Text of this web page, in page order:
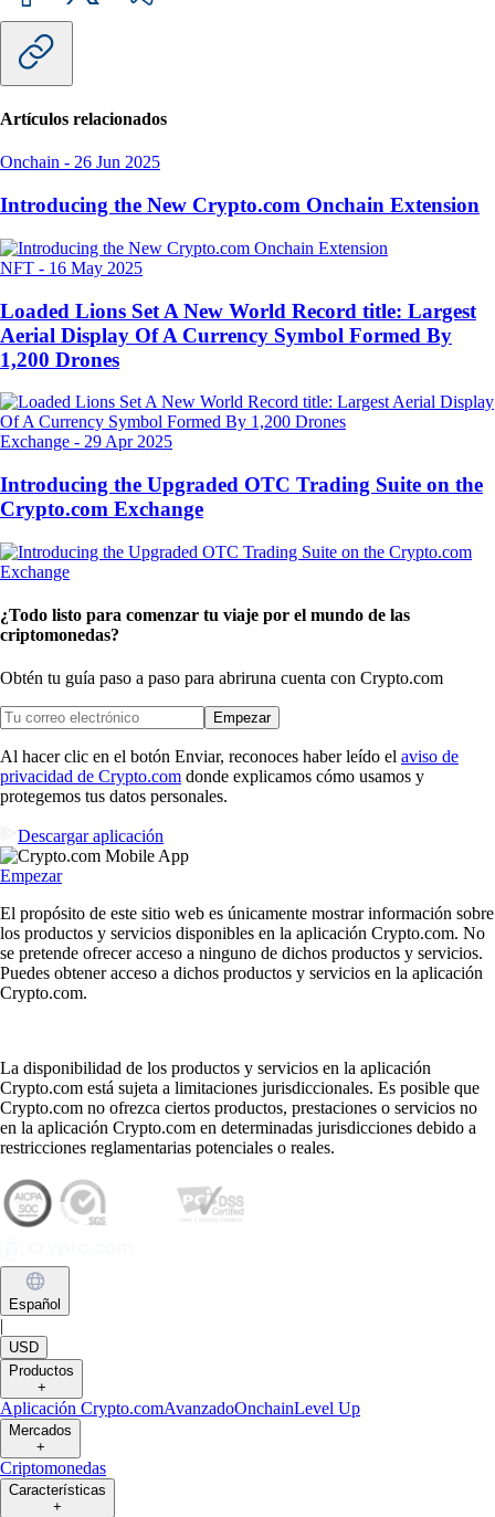
Artículos relacionados
Onchain - 26 Jun 2025
Introducing the New Crypto.com Onchain Extension
NFT - 16 May 2025
Loaded Lions Set A New World Record title: Largest
Aerial Display Of A Currency Symbol Formed By
1,200 Drones
Exchange - 29 Apr 2025
Introducing the Upgraded OTC Trading Suite on the
Crypto.com Exchange
¿Todo listo para comenzar tu viaje por el mundo de las
criptomonedas?
Obtén tu guía paso a paso para abriruna cuenta con Crypto.com
Empezar
Al hacer clic en el botón Enviar, reconoces haber leído el aviso de
privacidad de Crypto.com donde explicamos cómo usamos y
protegemos tus datos personales.
Descargar aplicación
Empezar
El propósito de este sitio web es únicamente mostrar información sobre
los productos y servicios disponibles en la aplicación Crypto.com. No
se pretende ofrecer acceso a ninguno de dichos productos y servicios.
Puedes obtener acceso a dichos productos y servicios en la aplicación
Crypto.com.
La disponibilidad de los productos y servicios en la aplicación
Crypto.com está sujeta a limitaciones jurisdiccionales. Es posible que
Crypto.com no ofrezca ciertos productos, prestaciones o servicios no
en la aplicación Crypto.com en determinadas jurisdicciones debido a
restricciones reglamentarias potenciales o reales.
Español
|
USD
Productos
+
Aplicación Crypto.comAvanzadoOnchainLevel Up
Mercados
+
Criptomonedas
Características
+